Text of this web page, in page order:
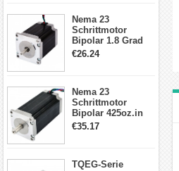
Nema 23
Schrittmotor
Bipolar 1.8 Grad
1.9Nm 3A 3.36V 4
€26.24
Nema 23
Schrittmotor
Bipolar 425oz.in
4.2A 57x57x114mm
€35.17
TQEG-Serie